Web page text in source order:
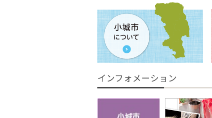
インフォメーション